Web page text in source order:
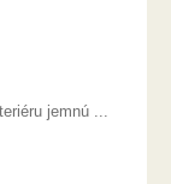
jemnú ...